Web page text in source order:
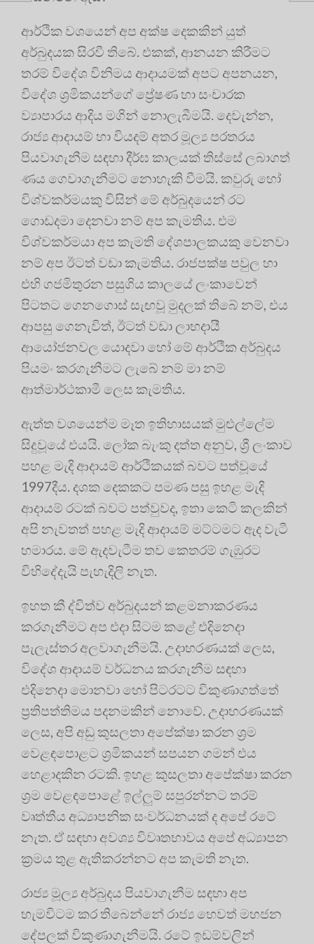
ආර්ථික වශයෙන් අප අක්ෂ දෙකකින් යුත්
අර්බුදයක සිරවී තිබේ. එකක්, ආනයන කිරීමට
තරම් විදේශ විනිමය ආදායමක් අපට අපනයන,
විදේශ ශ්‍රමිකයන්ගේ ප්‍රේෂණ හා සංචාරක
ව්‍යාපාරය ආදිය මගින් නොලැබීමයි. දෙවැන්න,
රාජ්‍ය ආදායම් හා වියදම් අතර මූල්‍ය පරතරය
පියවාගැනීම සඳහා දීර්ඝ කාලයක් තිස්සේ ලබාගත්
ණය ගෙවාගැනීමට නොහැකි වීමයි. කවුරු හෝ
විශ්වකර්මයකු විසින් මේ අර්බුදයෙන් රට
ගොඩදමා දෙනවා නම් අප කැමතිය. එම
විශ්වකර්මයා අප කැමති දේශපාලකයකු වෙනවා
නම් අප ඊටත් වඩා කැමතිය. රාජපක්ෂ පවුල හා
එහි ගජමිතුරන පසුගිය කාලයේ ලංකාවෙන්
පිටතට ගෙනගොස් සැඟවූ මුදලක් තිබේ නම්, එය
ආපසු ගෙනැවිත්, ඊටත් වඩා ලාභදායී
ආයෝජනවල යොදවා හෝ මේ ආර්ථික අර්බුදය
පියමං කරගැනීමට ලැබේ නම් මා නම්
ආත්මාර්ථකාමී ලෙස කැමතිය.
ඇත්ත වශයෙන්ම මෑත ඉතිහාසයක් මුළුල්ලේම
සිදුවූයේ එයයි. ලෝක බැංකු දත්ත අනුව, ශ්‍රී ලංකාව
පහළ මැදි ආදායම් ආර්ථිකයක් බවට පත්වූයේ
1997දීය. දශක දෙකකට පමණ පසු ඉහළ මැදි
ආදායම් රටක් බවට පත්වුවද, ඉතා කෙටි කලකින්
අපි නැවතත් පහළ මැදි ආදායම් මට්ටමට ඇද වැටී
හමාරය. මේ ඇදවැටීම තව කෙතරම් ගැඹුරට
විහිදේදැයි පැහැදිලි නැත.
ඉහත කී ද්විත්ව අර්බුදයන් කළමනාකරණය
කරගැනීමට අප එදා සිටම කළේ එදිනෙදා
පැලැස්තර අලවාගැනීමයි. උදාහරණයක් ලෙස,
විදේශ ආදායම් වර්ධනය කරගැනීම සඳහා
එදිනෙදා මොනවා හෝ පිටරටට විකුණාගත්තේ
ප්‍රතිපත්තිමය පදනමකින් නොවේ. උදාහරණයක්
ලෙස, අපි අඩු කුසලතා අපේක්ෂා කරන ශ්‍රම
වෙළඳපොළට ශ්‍රමිකයන් සපයන ගමන් එය
හෙළාදකින රටකි. ඉහළ කුසලතා අපේක්ෂා කරන
ශ්‍රම වෙළඳපොළේ ඉල්ලුම් සපුරන්නට තරම්
වෘත්තීය අධ්‍යාපනික සංවර්ධනයක් ද අපේ රටේ
නැත. ඒ සඳහා අවශ්‍ය විවෘතභාවය අපේ අධ්‍යාපන
ක්‍රමය තුළ ඇතිකරන්නට අප කැමති නැත.
රාජ්‍ය මූල්‍ය අර්බුදය පියවාගැනීම සඳහා අප
හැමවිටම කර තිබෙන්නේ රාජ්‍ය හෙවත් මහජන
දේපලක් විකුණාගැනීමයි. රටේ ඉඩම්වලින්